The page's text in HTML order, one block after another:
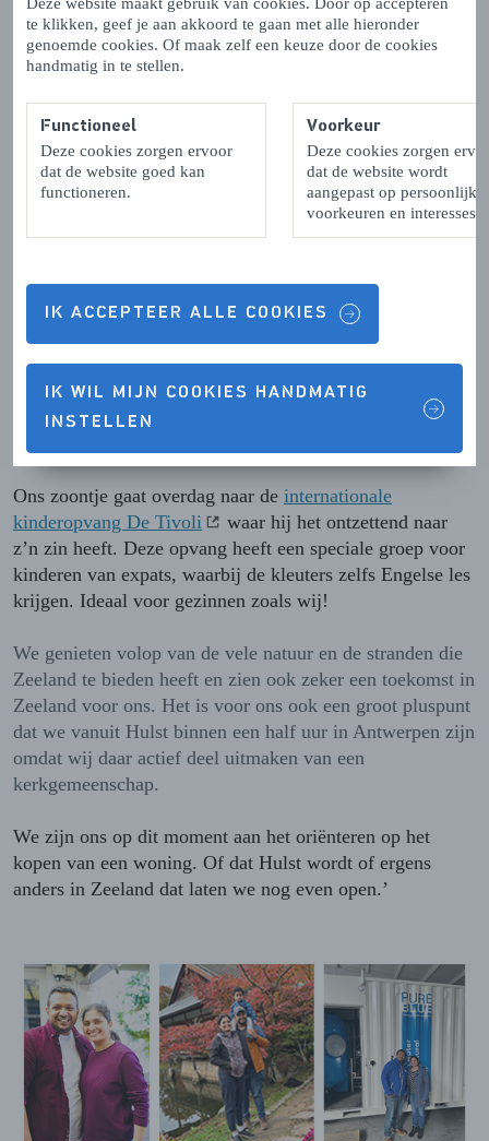
te klikken, geef je aan akkoord te gaan met alle hieronder
genoemde cookies. Of maak zelf een keuze door de cookies
handmatig in te stellen.
Functioneel
Deze cookies zorgen ervoor
dat de website goed kan
functioneren.
Voorkeur
Deze cookies zorgen
dat de website wordt
aangepast op persoonlijke
voorkeuren en interesses.
IK ACCEPTEER ALLE COOKIES
IK WIL MIJN COOKIES HANDMATIG
INSTELLEN
‘Wij wonen op dit moment samen met ons tweejarige
zoontje in een huurwoning in Hulst. Vergeleken met een
stad als Leeuwarden is het hier een stuk rustiger dan we
gewend zijn. Het is lastig dat we geen echte familie in
Nederland hebben wonen, maar de mensen hier zijn zo
Ons zoontje gaat overdag naar de internationale
kinderopvang De Tivoli
waar hij het ontzettend naar
z’n zin heeft. Deze opvang heeft een speciale groep voor
kinderen van expats, waarbij de kleuters zelfs Engelse les
krijgen. Ideaal voor gezinnen zoals wij!
We genieten volop van de vele natuur en de stranden die
Zeeland te bieden heeft en zien ook zeker een toekomst in
Zeeland voor ons. Het is voor ons ook een groot pluspunt
dat we vanuit Hulst binnen een half uur in Antwerpen zijn
omdat wij daar actief deel uitmaken van een
kerkgemeenschap.
We zijn ons op dit moment aan het oriënteren op het
kopen van een woning. Of dat Hulst wordt of ergens
anders in Zeeland dat laten we nog even open.’